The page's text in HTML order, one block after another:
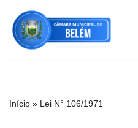
Pular
para
Início » Lei N° 106/1971